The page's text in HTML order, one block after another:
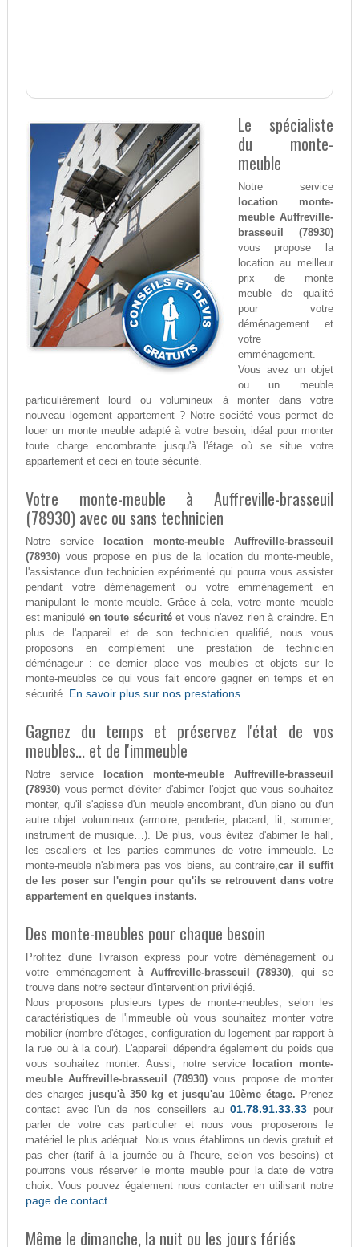
Le spécialiste
du monte-
meuble
Notre service
location monte-
meuble Auffreville-
brasseuil (78930)
vous propose la
location au meilleur
prix de monte
meuble de qualité
pour votre
déménagement et
votre
emménagement.
Vous avez un objet
ou un meuble
particulièrement lourd ou volumineux à monter dans votre
nouveau logement appartement ? Notre société vous permet de
louer un monte meuble adapté à votre besoin, idéal pour monter
toute charge encombrante jusqu'à l'étage où se situe votre
appartement et ceci en toute sécurité.
Votre monte-meuble à Auffreville-brasseuil
(78930) avec ou sans technicien
Notre service
location monte-meuble Auffreville-brasseuil
(78930)vous propose en plus de la location du monte-meuble,
l'assistance d'un technicien expérimenté qui pourra vous assister
pendant votre déménagement ou votre emménagement en
manipulant le monte-meuble. Grâce à cela, votre monte meuble
est manipulé en toute sécuritéet vous n'avez rien à craindre. En
plus de l'appareil et de son technicien qualifié, nous vous
proposons en complément une prestation de technicien
déménageur : ce dernier place vos meubles et objets sur le
monte-meubles ce qui vous fait encore gagner en temps et en
sécurité. En savoir plus sur nos prestations.
Gagnez du temps et préservez l'état de vos
meubles... et de l'immeuble
Notre service
location monte-meuble Auffreville-brasseuil
(78930)vous permet d'éviter d'abimer l'objet que vous souhaitez
monter, qu'il s'agisse d'un meuble encombrant, d'un piano ou d'un
autre objet volumineux (armoire, penderie, placard, lit, sommier,
instrument de musique…). De plus, vous évitez d'abimer le hall,
les escaliers et les parties communes de votre immeuble. Le
monte-meuble n'abimera pas vos biens, au contraire,car il suffit
de les poser sur l'engin pour qu'ils se retrouvent dans votre
appartement en quelques instants.
Des monte-meubles pour chaque besoin
Profitez d'une livraison express pour votre déménagement ou
votre emménagement à Auffreville-brasseuil (78930), qui se
trouve dans notre secteur d'intervention privilégié.
Nous proposons plusieurs types de monte-meubles, selon les
caractéristiques de l'immeuble où vous souhaitez monter votre
mobilier (nombre d'étages, configuration du logement par rapport à
la rue ou à la cour). L'appareil dépendra également du poids que
vous souhaitez monter. Aussi, notre service
location monte-
meuble Auffreville-brasseuil (78930) vous propose de monter
des charges jusqu'à 350 kg et jusqu'au 10ème étage. Prenez
contact avec l'un de nos conseillers au01.78.91.33.33 pour
parler de votre cas particulier et nous vous proposerons le
matériel le plus adéquat. Nous vous établirons un devis gratuit et
pas cher (tarif à la journée ou à l'heure, selon vos besoins) et
pourrons vous réserver le monte meuble pour la date de votre
choix. Vous pouvez également nous contacter en utilisant notre
page de contact.
Même le dimanche, la nuit ou les jours fériés